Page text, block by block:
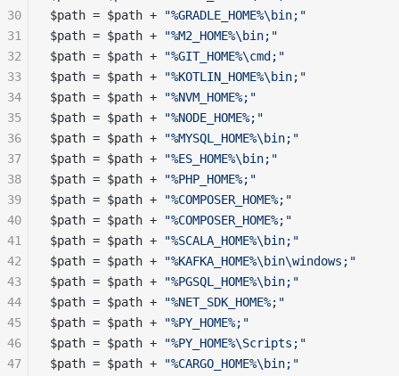
$path = $path +
"%GRADLE_HOME%\bin;"
$path = $path +
"%M2_HOME%\bin;"
$path = $path +
"%GIT_HOME%\cmd;"
$path = $path +
"%KOTLIN_HOME%\bin;"
$path = $path +
"%NVM_HOME%;"
$path = $path +
"%NODE_HOME%;"
$path = $path +
"%MYSQL_HOME%\bin;"
$path = $path +
"%ES_HOME%\bin;"
$path = $path +
"%PHP_HOME%;"
$path = $path +
"%COMPOSER_HOME%;"
$path = $path +
"%COMPOSER_HOME%;"
$path = $path +
"%SCALA_HOME%\bin;"
$path = $path +
"%KAFKA_HOME%\bin\windows;"
$path = $path +
"%PGSQL_HOME%\bin;"
$path = $path +
"%NET_SDK_HOME%;"
$path = $path +
"%PY_HOME%;"
$path = $path +
"%PY_HOME%\Scripts;"
$path = $path +
"%CARGO_HOME%\bin;"
30
31
32
33
34
35
36
37
38
39
40
41
42
43
44
45
46
47